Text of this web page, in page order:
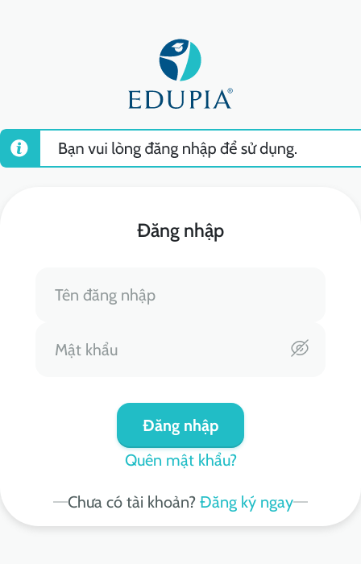
Đăng nhập
Đăng nhập
Quên mật khẩu?
Chưa có tài khoản? Đăng ký ngay